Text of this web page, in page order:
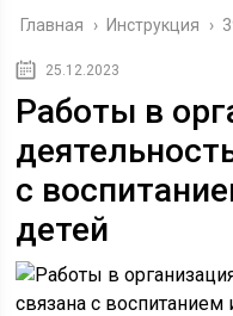
Главная › Инструкция ›
25.12.2023
Работы в
с
детей